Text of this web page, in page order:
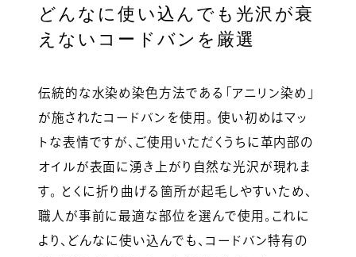
どんなに使い込んでも光沢が衰
えないコードバンを厳選
伝統的な水染め染色方法である「アニリン染め」
が施されたコードバンを使用。 使い初めはマッ
トな表情ですが、ご使用いただくうちに革内部の
オイルが表面に湧き上がり自然な光沢が現れま
す。 とくに折り曲げる箇所が起毛しやすいため、
職人が事前に最適な部位を選んで使用。これに
より、どんなに使い込んでも、コードバン特有の